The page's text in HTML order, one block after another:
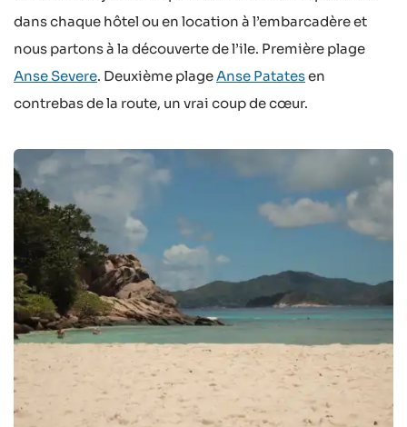
dans chaque hôtel ou en location à l’embarcadère et
nous partons à la découverte de l’ile. Première plage
Anse Severe. Deuxième plageAnse Patatesen
contrebas de la route, un vrai coup de cœur.